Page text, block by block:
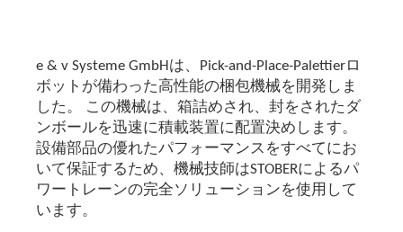
e & v Systeme GmbHは、Pick-and-Place-Palettierロ
ボットが備わった高性能の梱包機械を開発しま
した。 この機械は、箱詰めされ、封をされたダ
ンボールを迅速に積載装置に配置決めします。
設備部品の優れたパフォーマンスをすべてにお
いて保証するため、機械技師はSTOBERによるパ
ワートレーンの完全ソリューションを使用して
います。